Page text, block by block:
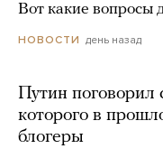
Вот какие вопросы
НОВОСТИ день назад
Путин
которого в
блогеры